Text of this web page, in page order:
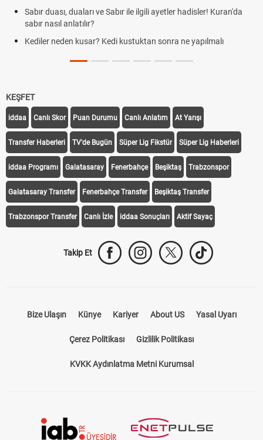
duası, duaları ve Sabır ile ilgili ayetler hadisler! Kuran'da
nasıl anlatılır?
neden kusar? Kedi kustuktan sonra ne yapılmalı
KEŞFET
iddaa Canlı Skor Puan Durumu Canlı Anlatım At Yarışı
Transfer Haberleri TV'de Bugün Süper Lig Fikstür Süper Lig Haberleri
iddaa Programı Galatasaray Fenerbahçe Beşiktaş Trabzonspor
Galatasaray Transfer Fenerbahçe Transfer Beşiktaş Transfer
Trabzonspor Transfer Canlı İzle iddaa Sonuçları Aktif Sayaç
Takip Et
Bize Ulaşın Künye Kariyer About US Yasal Uyarı
Çerez Politikası Gizlilik Politikası
KVKK Aydınlatma Metni Kurumsal